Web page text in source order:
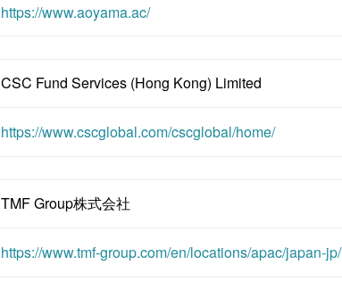
https://www.aoyama.ac/
CSC Fund Services (Hong Kong) Limited
https://www.cscglobal.com/cscglobal/home/
TMF Group株式会社
https://www.tmf-group.com/en/locations/apac/japan-jp/